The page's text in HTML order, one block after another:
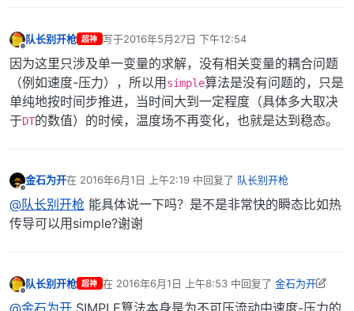
队长别开枪 超神 写于2016年5月27日 下午12:54
最后由 编辑
因为这里只涉及单一变量的求解，没有相关变量的耦合问题
（例如速度-压力），所以用simple算法是没有问题的，只是
单纯地按时间步推进，当时间大到一定程度（具体多大取决
于DT的数值）的时候，温度场不再变化，也就是达到稳态。
金石为开在 2016年6月1日 上午2:19 中回复了 队长别开枪
最后由 编辑
@队长别开枪 能具体说一下吗？是不是非常快的瞬态比如热
传导可以用simple?谢谢
队长别开枪 超神 在 2016年6月1日 上午8:53中回复了 金石为开
最后由 队长别开枪 编辑2016年6月1日 下午4:56
@金石为开 SIMPLE算法本身是为不可压流动中速度-压力的